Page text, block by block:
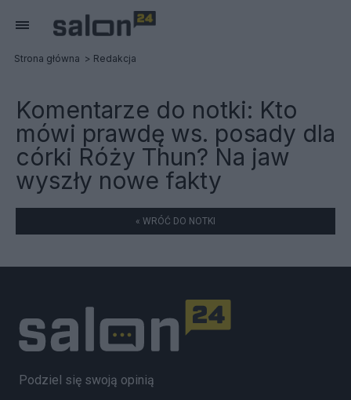
Strona główna Redakcja
Komentarze do notki: Kto
mówi prawdę ws. posady dla
córki Róży Thun? Na jaw
wyszły nowe fakty
« WRÓĆ DO NOTKI
Podziel się swoją opinią